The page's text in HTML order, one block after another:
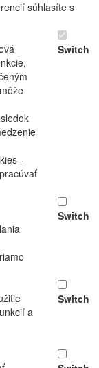
súhlasíte s
-
Switch
Switch
a
Switch